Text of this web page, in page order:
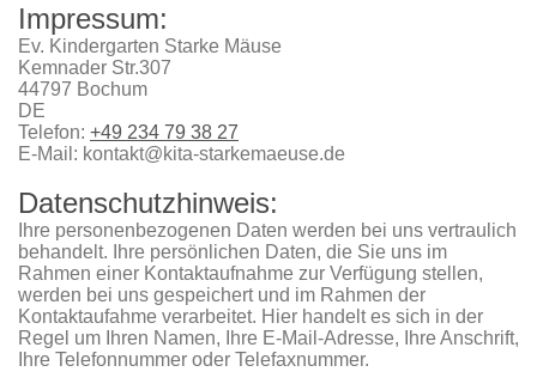
Impressum:
Ev. Kindergarten Starke Mäuse
Kemnader Str.307
44797 Bochum
DE
Telefon: +49 234 79 38 27
E-Mail: kontakt@kita-starkemaeuse.de
Datenschutzhinweis:
Ihre personenbezogenen Daten werden bei uns vertraulich
behandelt. Ihre persönlichen Daten, die Sie uns im
Rahmen einer Kontaktaufnahme zur Verfügung stellen,
werden bei uns gespeichert und im Rahmen der
Kontaktaufahme verarbeitet. Hier handelt es sich in der
Regel um Ihren Namen, Ihre E-Mail-Adresse, Ihre Anschrift,
Ihre Telefonnummer oder Telefaxnummer.